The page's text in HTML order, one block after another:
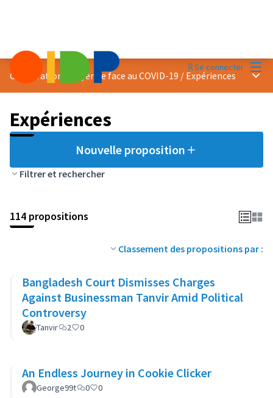
Se connecter
Coopération citoyenne face au COVID-19 / Expériences
Expériences
Nouvelle proposition
Filtrer et rechercher
114 propositions
Classement des propositions par :
Bangladesh Court Dismisses Charges
Against Businessman Tanvir Amid Political
Controversy
Tanvir 2 0
An Endless Journey in Cookie Clicker
George99t 0 0